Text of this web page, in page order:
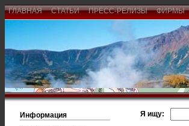
ГЛАВНАЯ СТАТЬИ ПРЕСС-РЕЛИЗЫ ФИРМЫ
Информация
Я ищу: